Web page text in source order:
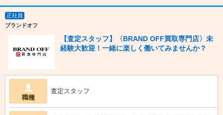
正社員
ブランドオフ
【査定スタッフ】〈BRAND OFF買取専門店〉未
経験大歓迎！一緒に楽しく働いてみませんか？
職種
査定スタッフ